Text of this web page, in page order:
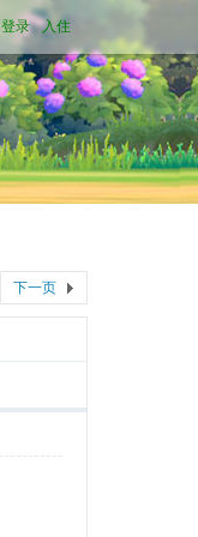
登录 入住
下一页